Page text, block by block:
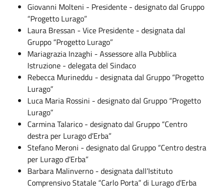
Giovanni Molteni - Presidente - designato dal Gruppo
“Progetto Lurago”
Laura Bressan - Vice Presidente - designata dal
Gruppo “Progetto Lurago”
Mariagrazia Inzaghi - Assessore alla Pubblica
Istruzione - delegata del Sindaco
Rebecca Murineddu - designata dal Gruppo “Progetto
Lurago”
Luca Maria Rossini - designato dal Gruppo “Progetto
Lurago”
Carmina Talarico - designato dal Gruppo “Centro
destra per Lurago d’Erba”
Stefano Meroni - designato dal Gruppo “Centro destra
per Lurago d’Erba”
Barbara Malinverno - designata dall’Istituto
Comprensivo Statale “Carlo Porta” di Lurago d’Erba